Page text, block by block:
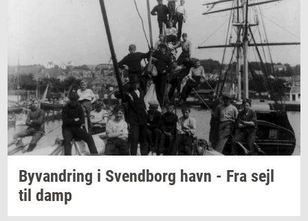
Byvan­dring i Svend­borg havn - Fra sejl
til damp